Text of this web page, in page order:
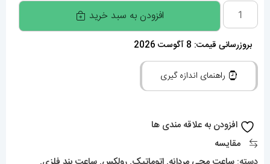
ساعت
رولکس
مردانه
مدل
اتوماتیک
استیل
افزودن به سبد خرید
بروزرسانی قیمت: 8 آگوست 2026
راهنمای اندازه گیری
افزودن به علاقه مندی ها
مقایسه